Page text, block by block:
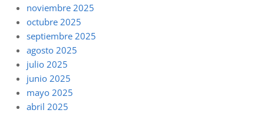
noviembre 2025
octubre 2025
septiembre 2025
agosto 2025
julio 2025
junio 2025
mayo 2025
abril 2025